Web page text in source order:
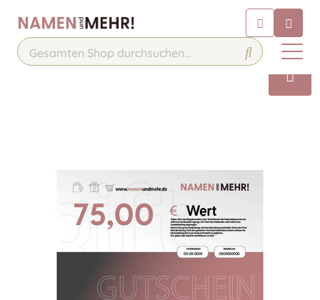
Chatten Sie 24/7 mit unserem
hilfreichen Chatbot
Kontakt